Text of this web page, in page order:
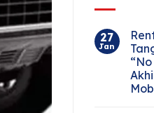
27
Jan